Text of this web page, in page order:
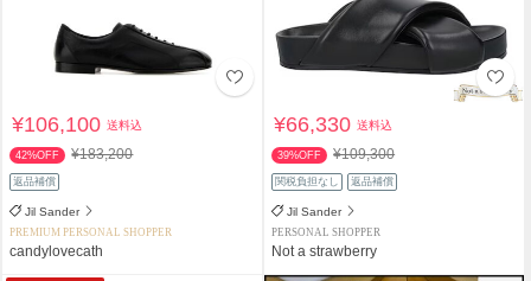
¥106,100送料込
42%OFF ¥183,200
返品補償
Jil Sander
PREMIUM PERSONAL SHOPPER
candylovecath
¥66,330送料込
39%OFF ¥109,300
関税負担なし 返品補償
Jil Sander
PERSONAL SHOPPER
Not a strawberry